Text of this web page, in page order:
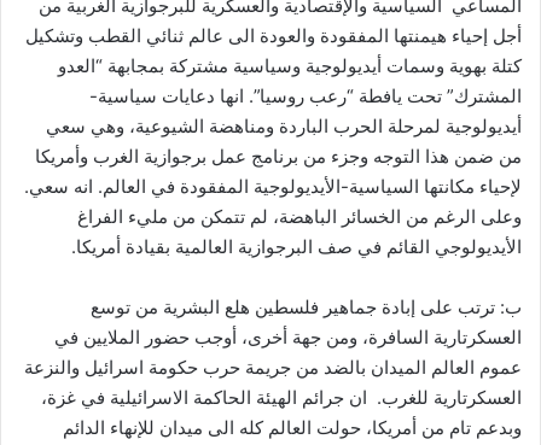
المساعي السياسية والإقتصادية والعسكرية للبرجوازية الغربية من
أجل إحياء هيمنتها المفقودة والعودة الى عالم ثنائي القطب وتشكيل
كتلة بهوية وسمات أيديولوجية وسياسية مشتركة بمجابهة “العدو
المشترك” تحت يافطة “رعب روسيا”. انها دعايات سياسية-
أيديولوجية لمرحلة الحرب الباردة ومناهضة الشيوعية، وهي سعي
من ضمن هذا التوجه وجزء من برنامج عمل برجوازية الغرب وأمريكا
لإحياء مكانتها السياسية-الأيديولوجية المفقودة في العالم. انه سعي.
وعلى الرغم من الخسائر الباهضة، لم تتمكن من مليء الفراغ
الأيديولوجي القائم في صف البرجوازية العالمية بقيادة أمريكا.
ب: ترتب على إبادة جماهير فلسطين هلع البشرية من توسع
العسكرتارية السافرة، ومن جهة أخرى، أوجب حضور الملايين في
عموم العالم الميدان بالضد من جريمة حرب حكومة اسرائيل والنزعة
العسكرتارية للغرب. ان جرائم الهيئة الحاكمة الاسرائيلية في غزة،
وبدعم تام من أمريكا، حولت العالم كله الى ميدان للإنهاء الدائم